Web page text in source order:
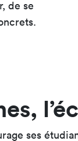
de se
ses